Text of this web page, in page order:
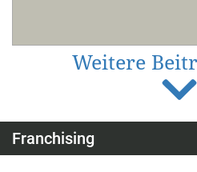
Weitere
Franchising